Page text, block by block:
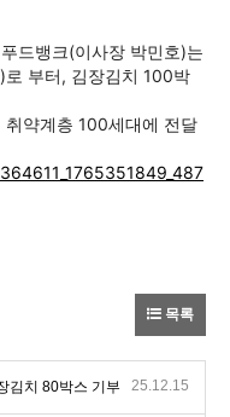
드뱅크(이사장 박민호)는
부터, 김장김치 100박
약계층 100세대에 전달
목록
김치 80박스 기부 25.12.15